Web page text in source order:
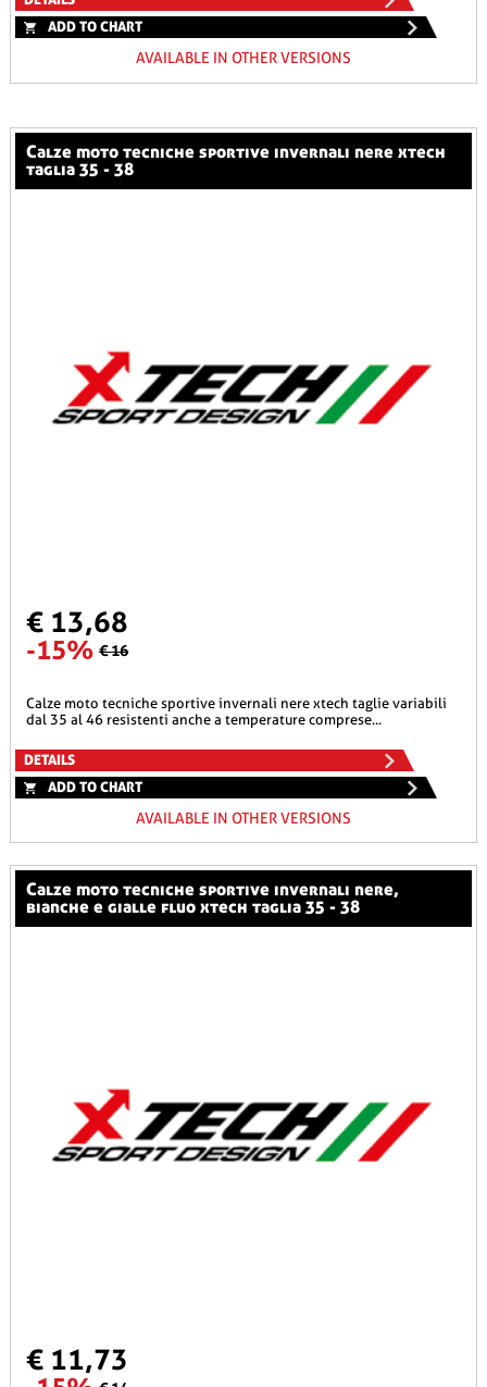
ADD TO CHART
AVAILABLE IN OTHER VERSIONS
calze moto tecniche sportive invernali nere xtech
taglia 35 - 38
€ 13,68
-15% € 16
calze moto tecniche sportive invernali nere xtech taglie variabili
dal 35 al 46 resistenti anche a temperature comprese...
DETAILS
ADD TO CHART
AVAILABLE IN OTHER VERSIONS
calze moto tecniche sportive invernali nere,
bianche e gialle fluo xtech taglia 35 - 38
€ 11,73